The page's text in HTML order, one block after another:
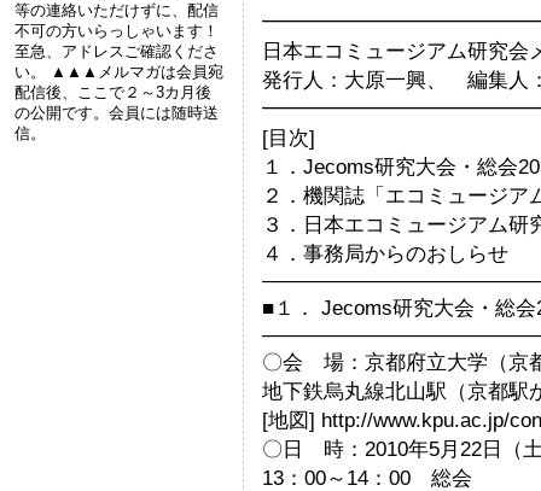
日本エコミュージアム研究
発行人：大原一興、 編集人
[目次]
１．Jecoms研究大会・総会
２．機関誌「エコミュージ
３．日本エコミュージアム
４．事務局からのおしらせ
■１． Jecoms研究大会・総
〇会 場：京都府立大学（京
地下鉄烏丸線北山駅（京都駅
[地図] http://www.kpu.ac.jp/
〇日 時：2010年5月22日（
13：00～14：00 総会
等の連絡いただけずに、配信
不可の方いらっしゃいます！
至急、アドレスご確認くださ
い。 ▲▲▲メルマガは会員宛
配信後、ここで２～3カ月後
の公開です。会員には随時送
信。